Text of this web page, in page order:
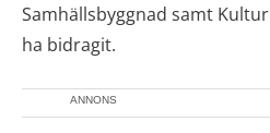
Samhällsbyggnad samt
ha bidragit.
ANNONS